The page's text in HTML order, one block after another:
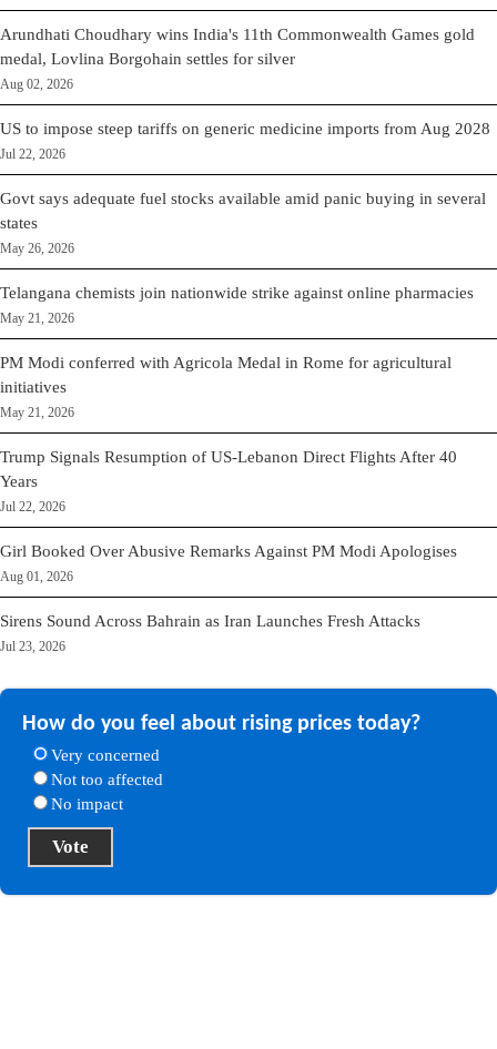
Arundhati Choudhary wins India's 11th Commonwealth Games gold
medal, Lovlina Borgohain settles for silver
Aug 02, 2026
US to impose steep tariffs on generic medicine imports from Aug 2028
Jul 22, 2026
Govt says adequate fuel stocks available amid panic buying in several
states
May 26, 2026
Telangana chemists join nationwide strike against online pharmacies
May 21, 2026
PM Modi conferred with Agricola Medal in Rome for agricultural
initiatives
May 21, 2026
Trump Signals Resumption of US-Lebanon Direct Flights After 40
Years
Jul 22, 2026
Girl Booked Over Abusive Remarks Against PM Modi Apologises
Aug 01, 2026
Sirens Sound Across Bahrain as Iran Launches Fresh Attacks
Jul 23, 2026
How do you feel about rising prices today?
Very concerned
Not too affected
No impact